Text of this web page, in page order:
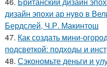
дизайн эпохи ар нуво в
Бердслей, Ч.Р. Макинтош
47. Как создать мини-
подсветкой: подходы и
48. Сэкономьте деньги и